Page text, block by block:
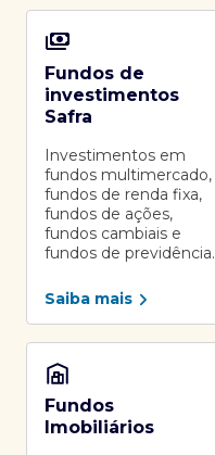
Fundos de
investimentos
Safra
Investimentos em
fundos multimercado,
fundos de renda fixa,
fundos de ações,
fundos cambiais e
fundos de previdência.
Saiba mais
Fundos
Imobiliários